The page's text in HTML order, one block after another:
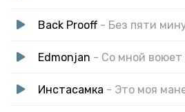
Кереп баттым бурычка
Алтын балык тотмасам да
Алтын балык тотмасам да
Back Prooff - Без пяти
Edmonjan - Со мной воюет
Инстасамка - Это моя